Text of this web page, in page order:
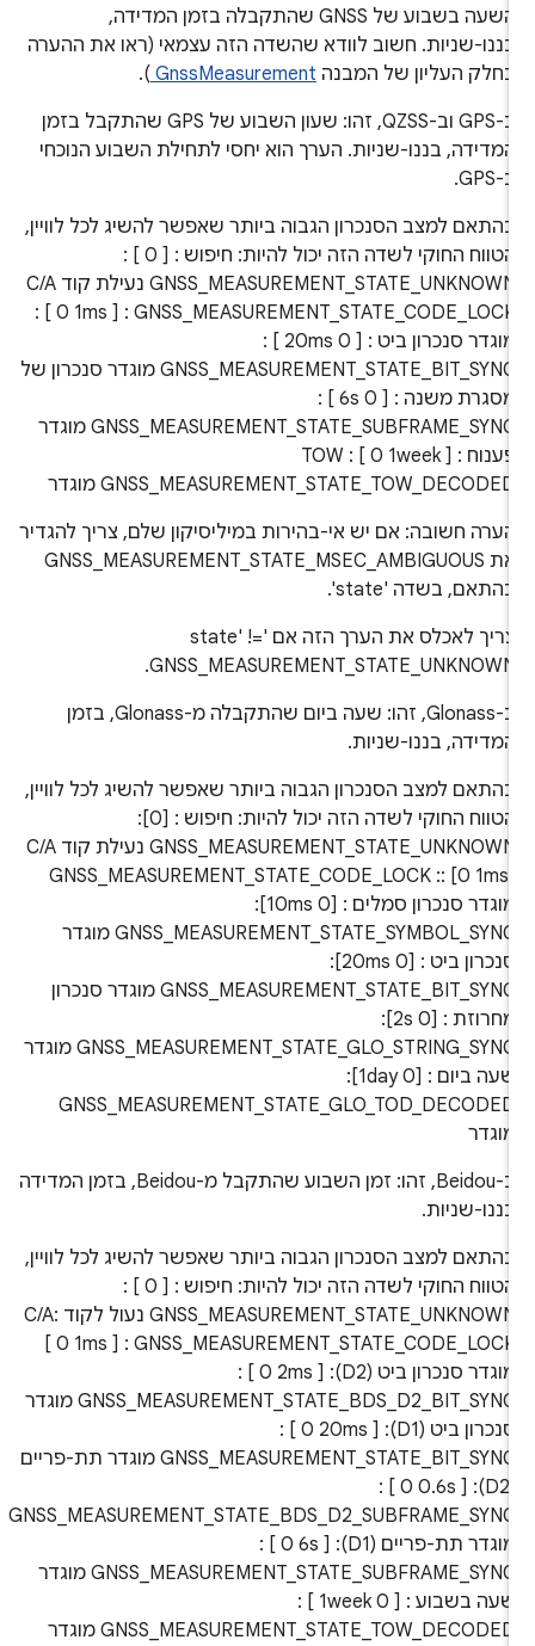
השעה בשבוע של GNSS שהתקבלה בזמן המדידה,
בננו-שניות. חשוב לוודא שהשדה הזה עצמאי (ראו את ההערה
בחלק העליון של המבנהGnssMeasurement
).
ב-GPS וב-QZSS, זהו: שעון השבוע של GPS שהתקבל בזמן
המדידה, בננו-שניות. הערך הוא יחסי לתחילת השבוע הנוכחי
בהתאם למצב הסנכרון הגבוה ביותר שאפשר להשיג לכל לוויין,
הטווח החוקי לשדה הזה יכול להיות: חיפוש : [ 0 ] :
GNSS_MEASUREMENT_STATE_UNKNOWN נעילת קוד C/A
: [ 0 1ms ] : GNSS_MEASUREMENT_STATE_CODE_LOCK
מוגדר סנכרון ביט : [ 0 20ms ] :
GNSS_MEASUREMENT_STATE_BIT_SYNC מוגדר סנכרון של
מסגרת משנה : [ 0 6s ] :
GNSS_MEASUREMENT_STATE_SUBFRAME_SYNC מוגדר
פענוח TOW : [ 0 1week ] :
GNSS_MEASUREMENT_STATE_TOW_DECODED מוגדר
הערה חשובה: אם יש אי-בהירות במיליסיקון שלם, צריך להגדיר
את GNSS_MEASUREMENT_STATE_MSEC_AMBIGUOUS
בהתאם, בשדה 'state'.
צריך לאכלס את הערך הזה אם 'state' !=
GNSS_MEASUREMENT_STATE_UNKNOWN.
ב-Glonass, זהו: שעה ביום שהתקבלה מ-Glonass, בזמן
המדידה, בננו-שניות.
בהתאם למצב הסנכרון הגבוה ביותר שאפשר להשיג לכל לוויין,
הטווח החוקי לשדה הזה יכול להיות: חיפוש : [0]‏:
GNSS_MEASUREMENT_STATE_UNKNOWN נעילת קוד C/A
: [0 1ms]‏: GNSS_MEASUREMENT_STATE_CODE_LOCK
מוגדר סנכרון סמלים : [0 10ms]‏:
GNSS_MEASUREMENT_STATE_SYMBOL_SYNC מוגדר
סנכרון ביט : [0 20ms]‏:
GNSS_MEASUREMENT_STATE_BIT_SYNC מוגדר סנכרון
מחרוזת : [0 2s]‏:
GNSS_MEASUREMENT_STATE_GLO_STRING_SYNC מוגדר
שעה ביום : [0 1day]‏:
GNSS_MEASUREMENT_STATE_GLO_TOD_DECODED
מוגדר
ב-Beidou, זהו: זמן השבוע שהתקבל מ-Beidou, בזמן המדידה
בננו-שניות.
בהתאם למצב הסנכרון הגבוה ביותר שאפשר להשיג לכל לוויין,
הטווח החוקי לשדה הזה יכול להיות: חיפוש : [ 0 ] :
GNSS_MEASUREMENT_STATE_UNKNOWN נעול לקוד C/A:
[ 0 1ms ] : GNSS_MEASUREMENT_STATE_CODE_LOCK
מוגדר סנכרון ביט (D2): [ 0 2ms ] :
GNSS_MEASUREMENT_STATE_BDS_D2_BIT_SYNC מוגדר
סנכרון ביט (D1): [ 0 20ms ] :
GNSS_MEASUREMENT_STATE_BIT_SYNC מוגדר תת-פריים
(D2): [ 0 0.6s ] :
GNSS_MEASUREMENT_STATE_BDS_D2_SUBFRAME_SYNC
מוגדר תת-פריים (D1): [ 0 6s ] :
GNSS_MEASUREMENT_STATE_SUBFRAME_SYNC מוגדר
שעה בשבוע : [ 0 1week ] :
GNSS_MEASUREMENT_STATE_TOW_DECODED מוגדר